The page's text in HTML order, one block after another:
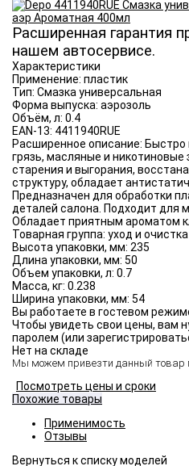
Расширенная гарантия
нашем автосервисе.
Характеристики
Применение: пластик
Тип: Смазка универсальная
Форма выпуска: аэрозоль
Объём, л: 0.4
EAN-13: 4411940RUE
Расширенное описание: Быстро
грязь, масляные и
старения и выгорания,
структуру, обладает
Предназначен для обработки
деталей салона. Подходит для
Обладает приятным ароматом
Товарная группа: уход и очистка
Высота упаковки, мм: 235
Длина упаковки, мм: 50
Объем упаковки, л: 0.7
Масса, кг: 0.238
Ширина упаковки, мм: 54
Вы работаете в гостевом
Чтобы увидеть свои цены, вам
паролем (или
Нет на складе
Мы можем привезти данный товар
Посмотреть цены и сроки
Похожие товары
Применимость
Отзывы